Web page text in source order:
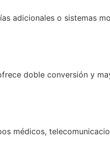
adicionales o sistemas
doble conversión y
médicos,